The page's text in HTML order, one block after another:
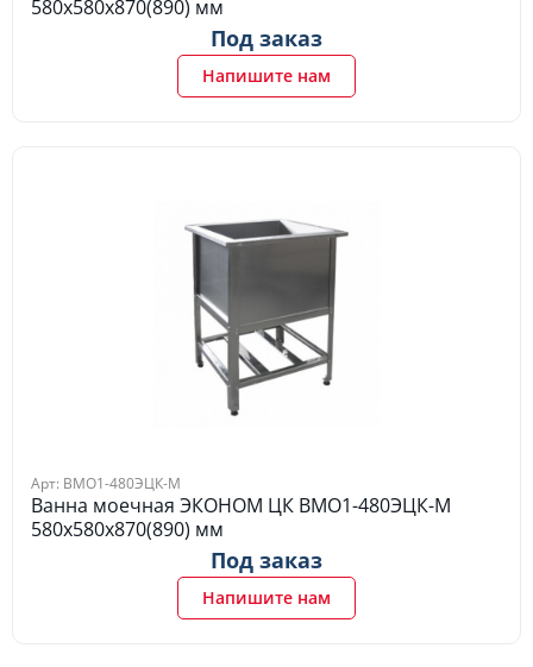
580х580х870(890) мм
Под заказ
Напишите нам
Арт: ВМО1-480ЭЦК-М
Ванна моечная ЭКОНОМ ЦК ВМО1-480ЭЦК-М
580х580х870(890) мм
Под заказ
Напишите нам